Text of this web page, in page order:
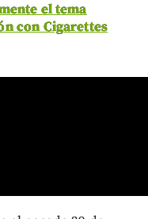
el tema
con Cigarettes